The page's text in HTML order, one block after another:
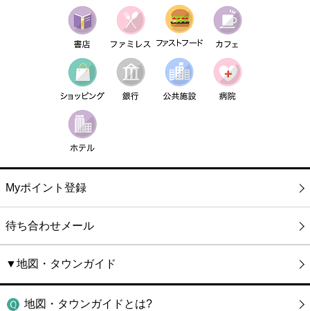
Myポイント登録
待ち合わせメール
▼地図・タウンガイド
地図・タウンガイドとは?